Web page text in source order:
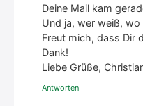
Dei­ne Mail kam
Und ja, wer weiß,
Freut mich, dass Dir
Dank!
Lie­be Grü­ße,
Antworten